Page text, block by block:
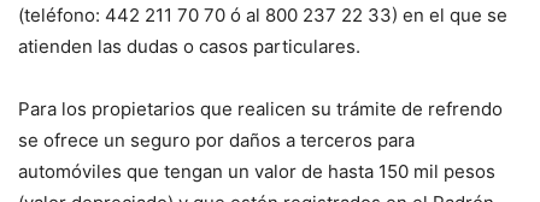
(teléfono: 442 211 70 70 ó al 800 237 22 33) en el que se
atienden las dudas o casos particulares.
Para los propietarios que realicen su trámite de refrendo
se ofrece un seguro por daños a terceros para
automóviles que tengan un valor de hasta 150 mil pesos